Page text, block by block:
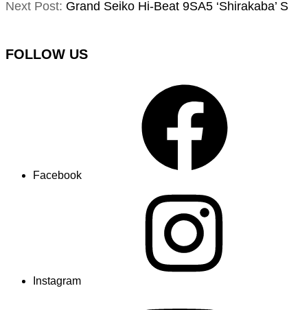
Next Post: Grand Seiko Hi-Beat 9SA5
FOLLOW US
Facebook
Instagram